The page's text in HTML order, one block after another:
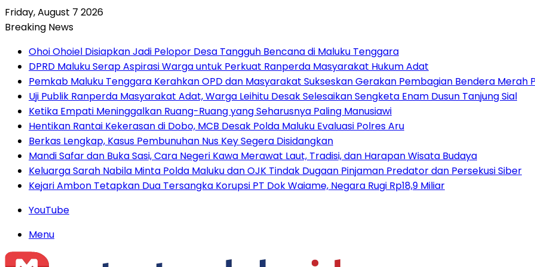
Friday, August 7 2026
Breaking News
Ohoi Ohoiel Disiapkan Jadi Pelopor Desa Tangguh Bencana di Maluku Tenggara
DPRD Maluku Serap Aspirasi Warga untuk Perkuat Ranperda Masyarakat Hukum Adat
Pemkab Maluku Tenggara Kerahkan OPD dan Masyarakat Sukseskan Gerakan Pembagian Bendera Merah
Uji Publik Ranperda Masyarakat Adat, Warga Leihitu Desak Selesaikan Sengketa Enam Dusun Tanjung Sial
Ketika Empati Meninggalkan Ruang-Ruang yang Seharusnya Paling Manusiawi
Hentikan Rantai Kekerasan di Dobo, MCB Desak Polda Maluku Evaluasi Polres Aru
Berkas Lengkap, Kasus Pembunuhan Nus Key Segera Disidangkan
Mandi Safar dan Buka Sasi, Cara Negeri Kawa Merawat Laut, Tradisi, dan Harapan Wisata Budaya
Keluarga Sarah Nabila Minta Polda Maluku dan OJK Tindak Dugaan Pinjaman Predator dan Persekusi Siber
Kejari Ambon Tetapkan Dua Tersangka Korupsi PT Dok Waiame, Negara Rugi Rp18,9 Miliar
YouTube
Menu